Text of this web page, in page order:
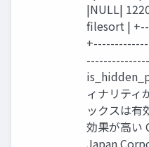
|NULL|
filesort |
---------------
ィナリティ
ックスは有
効果が高い